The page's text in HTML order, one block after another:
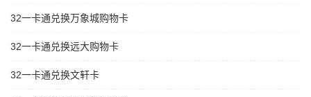
32一卡通兑换万象城购物卡
32一卡通兑换远大购物卡
32一卡通兑换文轩卡